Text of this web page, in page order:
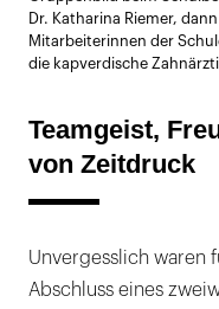
Dr. Katharina Riemer,
Mitarbeiterinnen der
die kapverdische
Teamgeist,
von Zeitdruck
Unvergesslich waren
Abschluss eines